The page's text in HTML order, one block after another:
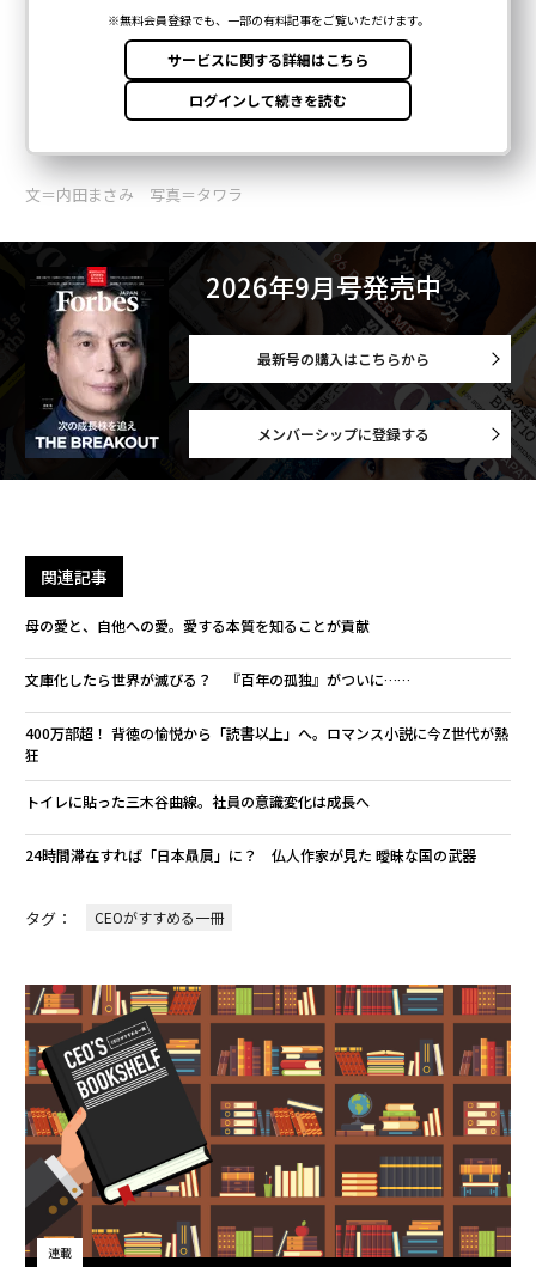
文＝内田まさみ 写真＝タワラ
2026年9月号発売中
最新号の購入はこちらから
メンバーシップに登録する
関連記事
母の愛と、自他への愛。愛する本質を知ることが貢献
文庫化したら世界が滅びる？ 『百年の孤独』がついに……
400万部超！ 背徳の愉悦から「読書以上」へ。ロマンス小説に今Z世代が熱
狂
トイレに貼った三木谷曲線。社員の意識変化は成長へ
24時間滞在すれば「日本贔屓」に？ 仏人作家が見た 曖昧な国の武器
タグ： CEOがすすめる一冊
連載